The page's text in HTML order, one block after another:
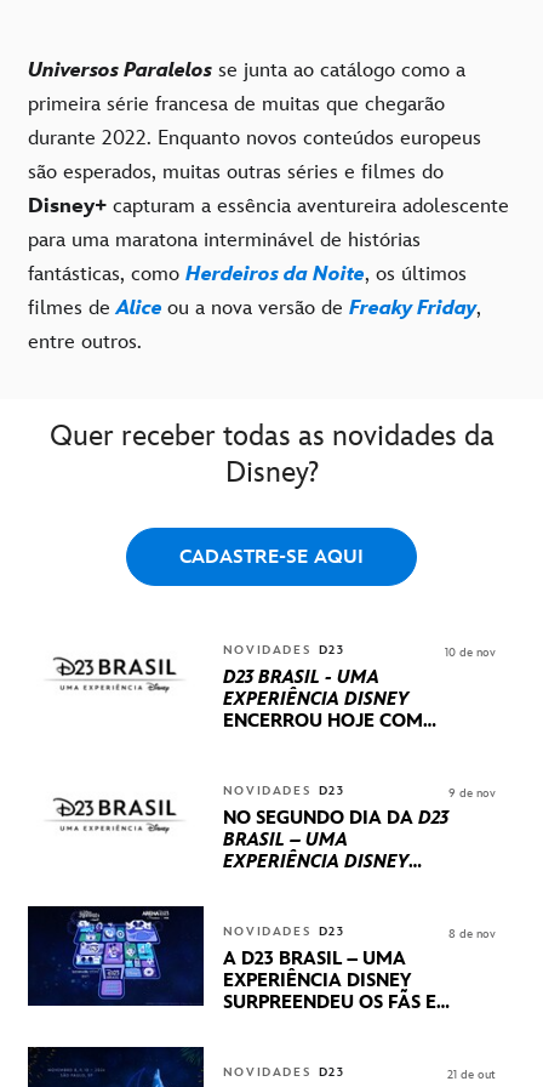
Universos Paralelos se junta ao catálogo como a
primeira série francesa de muitas que chegarão
durante 2022. Enquanto novos conteúdos europeus
são esperados, muitas outras séries e filmes do
Disney+ capturam a essência aventureira adolescente
para uma maratona interminável de histórias
fantásticas, como Herdeiros da Noite, os últimos
filmes deAlice ou a nova versão de Freaky Friday,
entre outros.
Quer receber todas as novidades da
Disney?
CADASTRE-SE AQUI
NOVIDADES D23
D23 BRASIL - UMA
EXPERIÊNCIA DISNEY
ENCERROU HOJE COM
INTERNACIONAIS E
PRODUÇÕES BRASILEIRAS
10 de nov
NOVIDADES D23
NO SEGUNDO DIA DA D23
BRASIL – UMA
EXPERIÊNCIA DISNEY
STUDIOS REVELARAM
PRÉVIAS E NOVIDADES
DOS SEUS PRÓXIMOS
LANÇAMENTOS
9 de nov
NOVIDADES D23
A D23 BRASIL – UMA
EXPERIÊNCIA DISNEY
SURPREENDEU OS FÃS EM
APRESENTAÇÕES E
8 de nov
NOVIDADES D23 21 de out